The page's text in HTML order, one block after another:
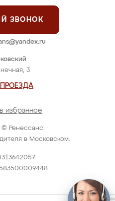
Ренессанс.
в Московском.
3
избранное
ЗВОНОК